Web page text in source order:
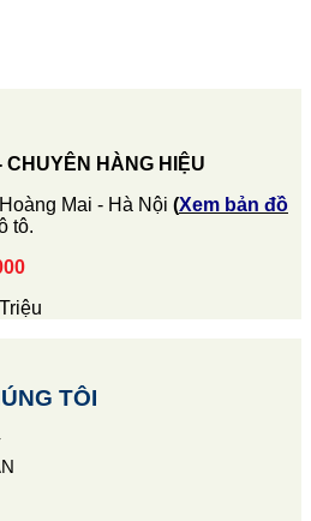
CHUYÊN HÀNG HIỆU
Mai - Hà Nội (Xem bản đồ
tô.
TÔI